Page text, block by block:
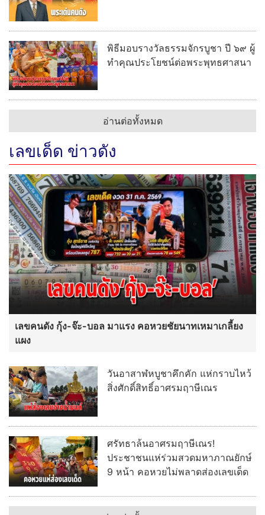
พิธีมอบรางวัลธรรมจักรบูชา ปี ๖๙ ผู้
ทำคุณประโยชน์ต่อพระพุทธศาสนา
อ่านต่อทั้งหมด
เลขเด็ด ข่าวดัง
เลขคนดัง กุ้ง-จ๊ะ-บอล มาแรง คอหวยชัยนาทเหมาเกลี้ยง
แผง
วันอาสาฬหบูชาคึกคัก แห่กราบไหว้
สิ่งศักดิ์สิทธิ์อาศรมฤาษีเณร
ศรัทธาล้นอาศรมฤาษีเณร!
ประชาชนแห่ร่วมสวดมหาภาณยักษ์
9 หน้า คอหวยไม่พลาดส่องเลขเด็ด